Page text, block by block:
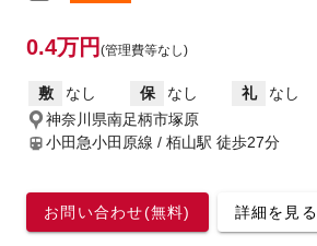
0.4万円 (管理費等なし)
敷 なし 保 なし 礼
なし
神奈川県南足柄市塚原
小田急小田原線 / 栢山駅 徒歩27分
お問い合わせ(無料) 詳細を見る